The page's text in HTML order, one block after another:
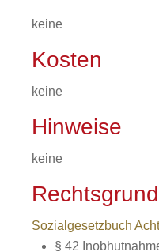
keine
Kosten
keine
Hinweise
keine
Sozialgesetzbuch
§ 42